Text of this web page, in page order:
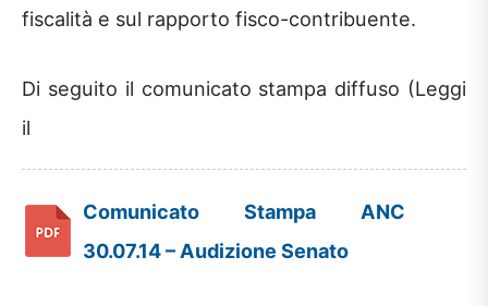
fiscalità e sul rapporto fisco-contribuente.
Di seguito il comunicato stampa diffuso (Leggi
il
Comunicato Stampa ANC
30.07.14 – Audizione Senato